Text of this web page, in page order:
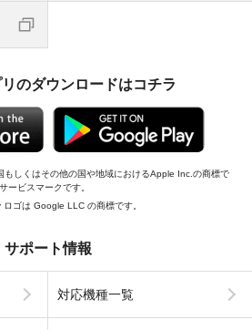
のダウンロードはコチラ
しくはその他の国や地域におけるApple Inc.の商標で
ービスマークです。
ゴは Google LLC の商標です。
サポート情報
対応機種一覧